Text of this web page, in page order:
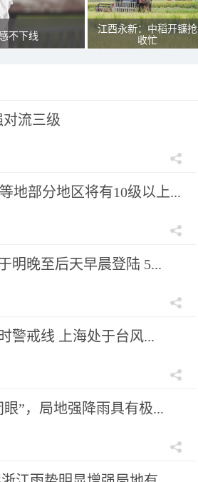
不下线
江西永新：中稻开镰抢
收忙
流三级
地部分地区将有10级以上...
明晚至后天早晨登陆 5...
警戒线 上海处于台风...
”，局地强降雨具有极...